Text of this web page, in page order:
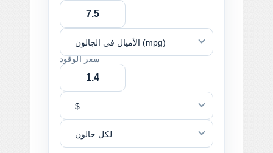
الأميال في الجالون (mpg)
سعر الوقود
$
لكل جالون